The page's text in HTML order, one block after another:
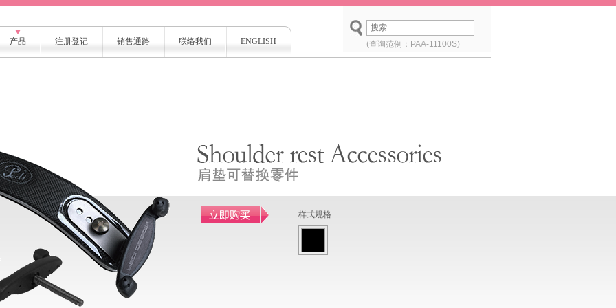
(查询范例：PAA-11100S)
产品 注册登记 销售通路 联络我们 ENGLISH
样式规格